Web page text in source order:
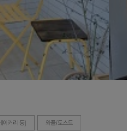
이커리 등) 와플/토스트